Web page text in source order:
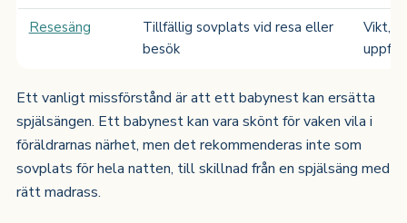
Resesäng
Tillfällig sovplats vid resa eller
besök
Vikt,
Ett vanligt missförstånd är att ett babynest kan ersätta
spjälsängen. Ett babynest kan vara skönt för vaken vila i
föräldrarnas närhet, men det rekommenderas inte som
sovplats för hela natten, till skillnad från en spjälsäng med
rätt madrass.